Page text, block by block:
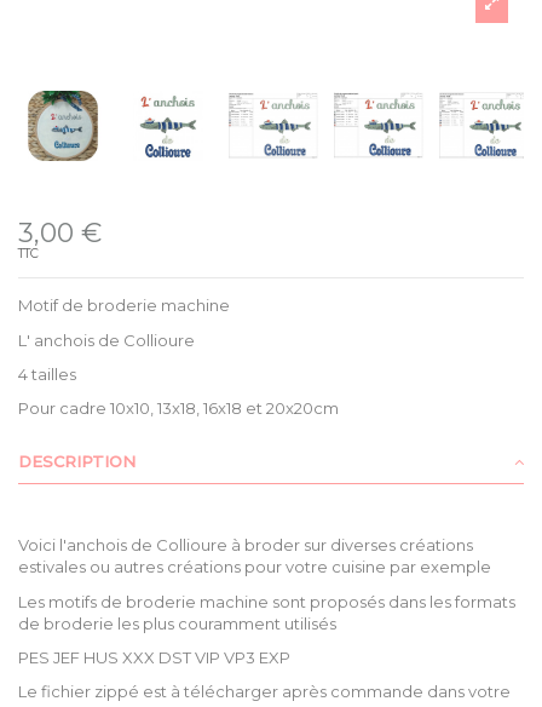
3,00 €
TTC
Motif de broderie machine
L' anchois de Collioure
4 tailles
Pour cadre 10x10, 13x18, 16x18 et 20x20cm
DESCRIPTION
Voici l'anchois de Collioure à broder sur diverses créations
estivales ou autres créations pour votre cuisine par exemple
Les motifs de broderie machine sont proposés dans les formats
de broderie les plus couramment utilisés
PES JEF HUS XXX DST VIP VP3 EXP
Le fichier zippé est à télécharger après commande dans votre